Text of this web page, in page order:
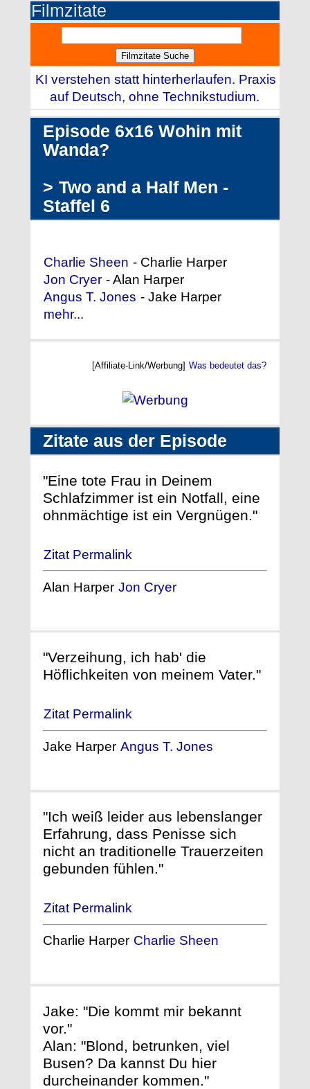
Filmzitate
KI verstehen statt hinterherlaufen. Praxis
auf Deutsch, ohne Technikstudium.
Episode 6x16 Wohin mit
Wanda?
> Two and a Half Men -
Staffel 6
Charlie Sheen - Charlie Harper
Jon Cryer - Alan Harper
Angus T. Jones - Jake Harper
mehr...
[Affiliate-Link/Werbung] Was bedeutet das?
Zitate aus der Episode
"Eine tote Frau in Deinem
Schlafzimmer ist ein Notfall, eine
ohnmächtige ist ein Vergnügen."
Zitat Permalink
Alan Harper Jon Cryer
"Verzeihung, ich hab' die
Höflichkeiten von meinem Vater."
Zitat Permalink
Jake Harper Angus T. Jones
"Ich weiß leider aus lebenslanger
Erfahrung, dass Penisse sich
nicht an traditionelle Trauerzeiten
gebunden fühlen."
Zitat Permalink
Charlie Harper Charlie Sheen
Jake: "Die kommt mir bekannt
vor."
Alan: "Blond, betrunken, viel
Busen? Da kannst Du hier
durcheinander kommen."